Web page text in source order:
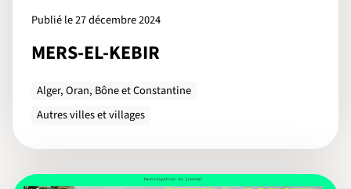
Publié le 27 décembre 2024
MERS-EL-KEBIR
Alger, Oran, Bône et Constantine
Autres villes et villages